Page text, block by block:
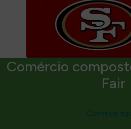
Comércio
Fair